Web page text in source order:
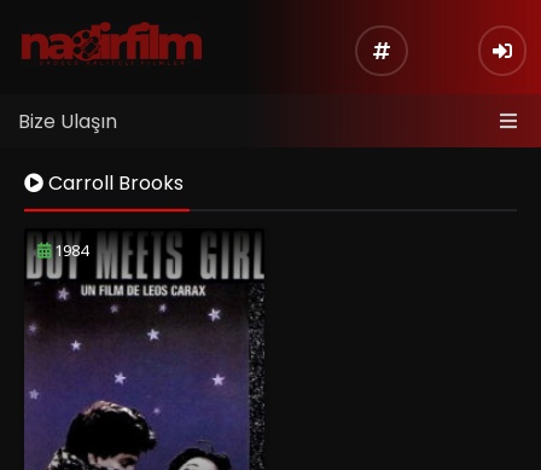
Bize Ulaşın
Carroll Brooks
1984